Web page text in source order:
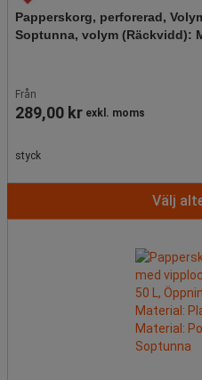
Papperskorg, perforerad,
Soptunna, volym (Räckvidd):
Från
289,00 kr exkl. moms
styck
Välj